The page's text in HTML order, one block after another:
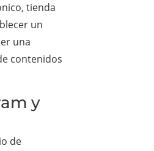
tienda
un
una
contenidos
y
de